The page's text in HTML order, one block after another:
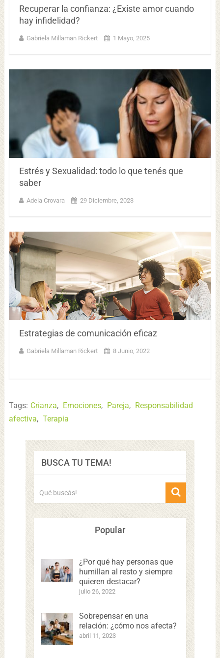
Recuperar la confianza: ¿Existe amor cuando
hay infidelidad?
Gabriela Millaman Rickert 1 Mayo, 2025
Estrés y Sexualidad: todo lo que tenés que
saber
Adela Crovara 29 Diciembre, 2023
Estrategias de comunicación eficaz
Gabriela Millaman Rickert 8 Junio, 2022
Tags: Crianza, Emociones, Pareja, Responsabilidad
afectiva, Terapia
BUSCA TU TEMA!
Popular
¿Por qué hay personas que
humillan al resto y siempre
quieren destacar?
julio 26, 2022
Sobrepensar en una
relación: ¿cómo nos afecta?
abril 11, 2023